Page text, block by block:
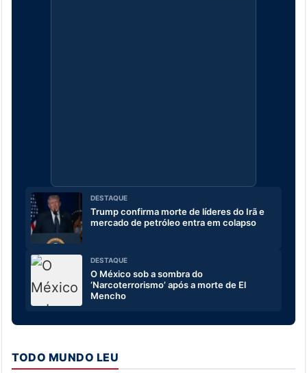
DESTAQUE
Trump confirma morte de líderes do Irã e
mercado de petróleo entra em colapso
DESTAQUE
O México sob a sombra do
‘Narcoterrorismo’ após a morte de El
Mencho
TODO MUNDO LEU